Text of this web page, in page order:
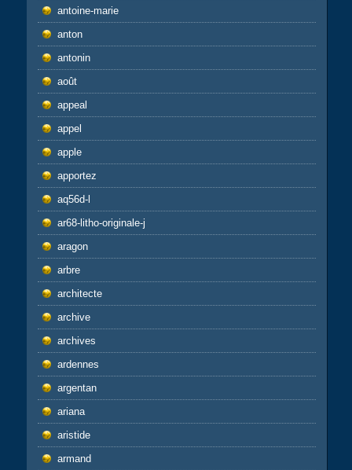
antoine-marie
anton
antonin
août
appeal
appel
apple
apportez
aq56d-l
ar68-litho-originale-j
aragon
arbre
architecte
archive
archives
ardennes
argentan
ariana
aristide
armand